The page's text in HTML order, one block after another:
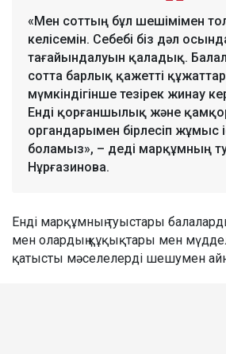
«Мен соттың бұл шешімімен
келісемін. Себебі біз дәл
тағайындалуын қаладық.
сотта барлық қажетті
мүмкіндігінше тезірек жинау
Енді қорғаншылық және
органдарымен бірлесіп жұмыс
боламыз», – деді марқұмның
Нұрғазинова.
Енді марқұмның туыстары
мен олардың құқықтары мен
қатысты мәселелерді шешумен